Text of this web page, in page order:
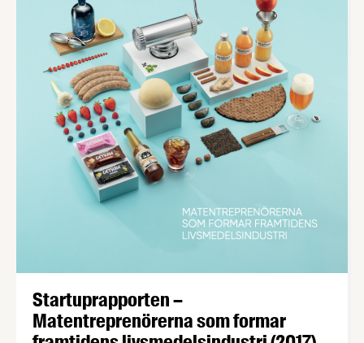
Startuprapporten –
Matentreprenörerna som formar